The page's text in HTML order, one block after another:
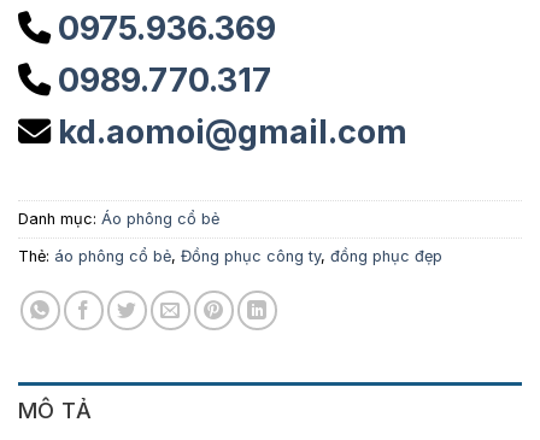
0975.936.369
0989.770.317
kd.aomoi@gmail.com
Danh mục: Áo phông cổ bẻ
Thẻ: áo phông cổ bẻ, Đồng phục công ty, đồng phục đẹp
MÔ TẢ